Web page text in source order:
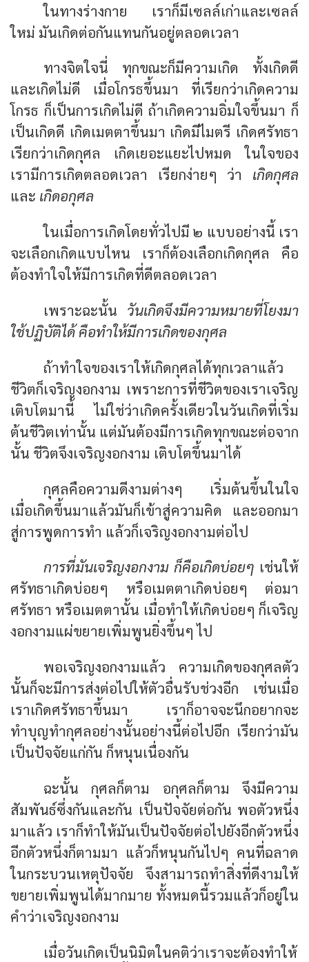
ในทางร่างกาย เราก็มีเซลล์เก่าและเซลล์
ใหม่ มันเกิดต่อกันแทนกันอยู่ตลอดเวลา
ทางจิตใจนี่ ทุกขณะก็มีความเกิด ทั้งเกิดดี
และเกิดไม่ดี เมื่อโกรธขึ้นมา ที่เรียกว่าเกิดความ
โกรธ ก็เป็นการเกิดไม่ดี ถ้าเกิดความอิ่มใจขึ้นมา ก็
เป็นเกิดดี เกิดเมตตาขึ้นมา เกิดมีไมตรี เกิดศรัทธา
เรียกว่าเกิดกุศล เกิดเยอะแยะไปหมด ในใจของ
เรามีการเกิดตลอดเวลา เรียกง่ายๆ ว่า เกิดกุศล
และ เกิดอกุศล
ในเมื่อการเกิดโดยทั่วไปมี ๒ แบบอย่างนี้ เรา
จะเลือกเกิดแบบไหน เราก็ต้องเลือกเกิดกุศล คือ
ต้องทำใจให้มีการเกิดที่ดีตลอดเวลา
เพราะฉะนั้น วันเกิดจึงมีความหมายที่โยงมา
ใช้ปฏิบัติได้ คือทำให้มีการเกิดของกุศล
ถ้าทำใจของเราให้เกิดกุศลได้ทุกเวลาแล้ว
ชีวิตก็เจริญงอกงาม เพราะการที่ชีวิตของเราเจริญ
เติบโตมานี้ ไม่ใช่ว่าเกิดครั้งเดียวในวันเกิดที่เริ่ม
ต้นชีวิตเท่านั้น แต่มันต้องมีการเกิดทุกขณะต่อจาก
นั้น ชีวิตจึงเจริญงอกงาม เติบโตขึ้นมาได้
กุศลคือความดีงามต่างๆ เริ่มต้นขึ้นในใจ
เมื่อเกิดขึ้นมาแล้วมันก็เข้าสู่ความคิด และออกมา
สู่การพูดการทำ แล้วก็เจริญงอกงามต่อไป
การที่มันเจริญงอกงาม ก็คือเกิดบ่อยๆ เช่นให้
ศรัทธาเกิดบ่อยๆ หรือเมตตาเกิดบ่อยๆ ต่อมา
ศรัทธา หรือเมตตานั้น เมื่อทำให้เกิดบ่อยๆ ก็เจริญ
งอกงามแผ่ขยายเพิ่มพูนยิ่งขึ้นๆ ไป
พอเจริญงอกงามแล้ว ความเกิดของกุศลตัว
นั้นก็จะมีการส่งต่อไปให้ตัวอื่นรับช่วงอีก เช่นเมื่อ
เราเกิดศรัทธาขึ้นมา เราก็อาจจะนึกอยากจะ
ทำบุญทำกุศลอย่างนั้นอย่างนี้ต่อไปอีก เรียกว่ามัน
เป็นปัจจัยแก่กัน ก็หนุนเนื่องกัน
ฉะนั้น กุศลก็ตาม อกุศลก็ตาม จึงมีความ
สัมพันธ์ซึ่งกันและกัน เป็นปัจจัยต่อกัน พอตัวหนึ่ง
มาแล้ว เราก็ทำให้มันเป็นปัจจัยต่อไปยังอีกตัวหนึ่ง
อีกตัวหนึ่งก็ตามมา แล้วก็หนุนกันไปๆ คนที่ฉลาด
ในกระบวนเหตุปัจจัย จึงสามารถทำสิ่งที่ดีงามให้
ขยายเพิ่มพูนได้มากมาย ทั้งหมดนี้รวมแล้วก็อยู่ใน
คำว่าเจริญงอกงาม
เมื่อวันเกิดเป็นนิมิตในคติว่าเราจะต้องทำให้